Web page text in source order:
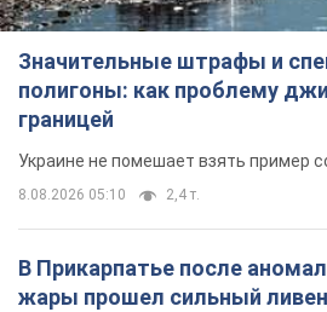
Значительные штрафы и
полигоны: как проблему
границей
Украине не помешает взять пример
8.08.2026 05:10 2,4 т.
В Прикарпатье после
жары прошел сильный